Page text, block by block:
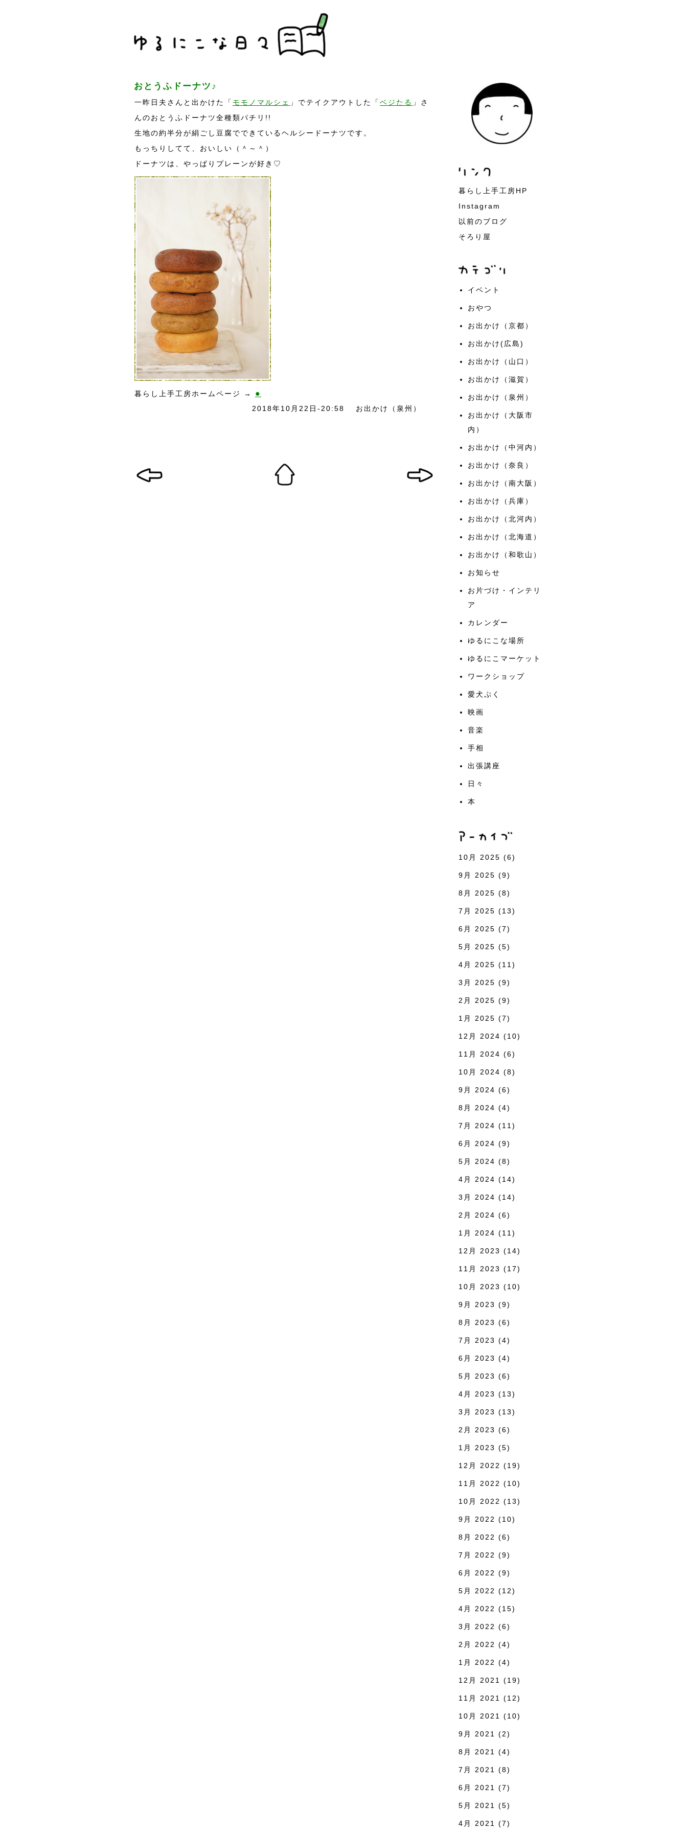
おとうふドーナツ♪
一昨日夫さんと出かけた「 モモノマルシェ 」でテイクアウトした「 ベジたる 」さ
んのおとうふドーナツ全種類パチリ!!
生地の約半分が絹ごし豆腐でできているヘルシードーナツです。
もっちりしてて、おいしい（＾～＾）
ドーナツは、やっぱりプレーンが好き♡
暮らし上手工房ホームページ → ●
2018年10月22日-20:58 お出かけ（泉州）
暮らし上手工房HP
Instagram
以前のブログ
そろり屋
イベント
おやつ
お出かけ（京都）
お出かけ(広島)
お出かけ（山口）
お出かけ（滋賀）
お出かけ（泉州）
お出かけ（大阪市
内）
お出かけ（中河内）
お出かけ（奈良）
お出かけ（南大阪）
お出かけ（兵庫）
お出かけ（北河内）
お出かけ（北海道）
お出かけ（和歌山）
お知らせ
お片づけ・インテリ
ア
カレンダー
ゆるにこな場所
ゆるにこマーケット
ワークショップ
愛犬ぷく
映画
音楽
手相
出張講座
日々
本
10月 2025 (6)
9月 2025 (9)
8月 2025 (8)
7月 2025 (13)
6月 2025 (7)
5月 2025 (5)
4月 2025 (11)
3月 2025 (9)
2月 2025 (9)
1月 2025 (7)
12月 2024 (10)
11月 2024 (6)
10月 2024 (8)
9月 2024 (6)
8月 2024 (4)
7月 2024 (11)
6月 2024 (9)
5月 2024 (8)
4月 2024 (14)
3月 2024 (14)
2月 2024 (6)
1月 2024 (11)
12月 2023 (14)
11月 2023 (17)
10月 2023 (10)
9月 2023 (9)
8月 2023 (6)
7月 2023 (4)
6月 2023 (4)
5月 2023 (6)
4月 2023 (13)
3月 2023 (13)
2月 2023 (6)
1月 2023 (5)
12月 2022 (19)
11月 2022 (10)
10月 2022 (13)
9月 2022 (10)
8月 2022 (6)
7月 2022 (9)
6月 2022 (9)
5月 2022 (12)
4月 2022 (15)
3月 2022 (6)
2月 2022 (4)
1月 2022 (4)
12月 2021 (19)
11月 2021 (12)
10月 2021 (10)
9月 2021 (2)
8月 2021 (4)
7月 2021 (8)
6月 2021 (7)
5月 2021 (5)
4月 2021 (7)